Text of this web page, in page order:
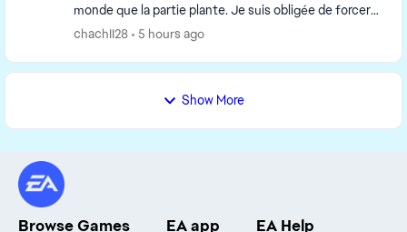
monde que la partie plante. Je suis obligée de forcer
l'arrêt du jeu. Est ce que quelqu'un ren...
chachII28 5 hours ago
Show More
Browse Games EA app EA Help